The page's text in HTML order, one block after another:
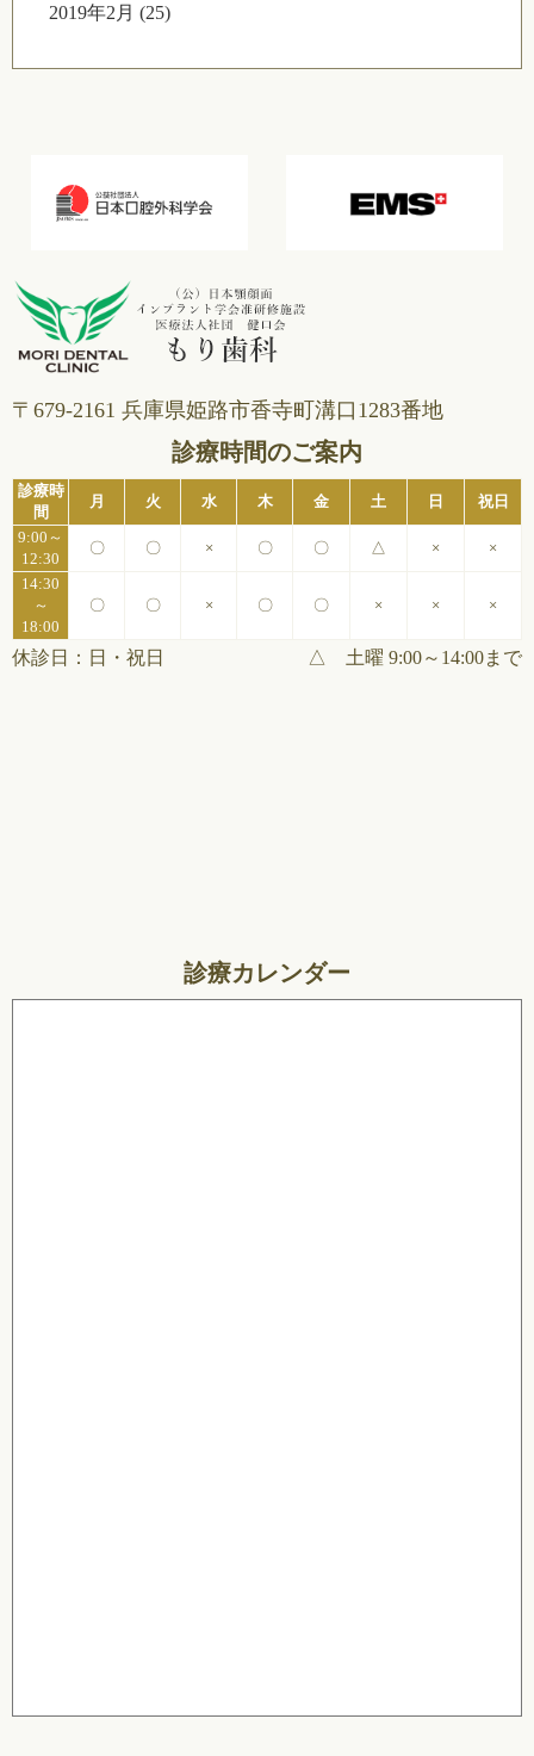
2019年2月 (25)
〒679-2161 兵庫県姫路市⾹寺町溝⼝1283番地
診療時間のご案内
診療時
間
月 火 水 木 金 土 日
祝日
9:00～
12:30
〇 〇 × 〇 〇 △ ×
×
14:30
～
18:00
〇 〇 × 〇 〇 × × ×
休診日：日・祝日 △ 土曜 9:00～14:00まで
診療カレンダー